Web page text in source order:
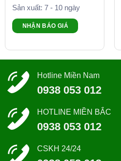
Sản xuất: 7 - 10 ngày
NHẬN BÁO GIÁ
Hotline Miền Nam
0938 053 012
HOTLINE MIỀN BẮC
0938 053 012
CSKH 24/24